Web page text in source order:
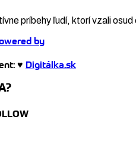
príbehy ľudí, ktorí vzali
♥ Digitálka.sk